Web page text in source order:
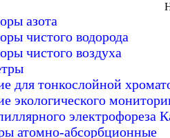
азота
чистого водорода
чистого воздуха
для тонкослойной
экологического
электрофореза
атомно-абсорбционные